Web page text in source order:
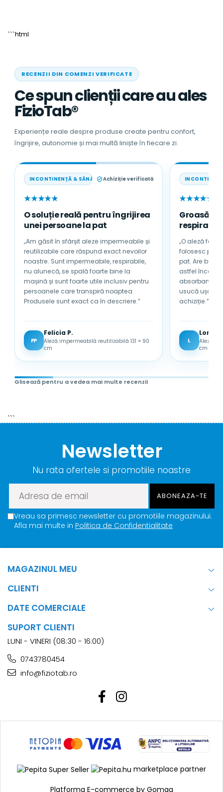
```html
RECENZII DIN COMENZI VERIFICATE
Ce spun clienții care au ales
FizioTab®
Experiențe reale despre produse create pentru confort,
îngrijire, autonomie și mai multă liniște în fiecare zi.
INCONTINENȚĂ & SĂNĂTATEAchiziție verificată
★★★★★
O soluție reală pentru îngrijirea
unei persoane la pat
„Am găsit în sfârșit aleze impermeabile și
reutilizabile care răspund exact nevoilor
noastre. Sunt impermeabile, respirabile,
nu alunecă, se spală foarte bine la
mașină și sunt foarte utile inclusiv pentru
persoanele care transpiră noaptea.
Produsele sunt exact ca în descriere.”
FP
Felicia P.
Aleză impermeabilă reutilizabilă 131 × 90
cm
★★★★★
Groasă,
„O aleză
folosesc pentru
pat. Are
astfel încât nu se încinge
absorbantă și
usucă ușor. Sunt foarte mulțumită de
achiziție.”
L
Aleză
cm
Glisează pentru a vedea mai multe recenzii
```
Newsletter
Nu rata ofertele si promotiile noastre
Vreau sa primesc newsletter cu promotiile magazinului.
Afla mai multe in Politica de Confidentialitate
MAGAZINUL MEU
CLIENTI
DATE COMERCIALE
SUPORT CLIENTI
LUNI - VINERI (08:30 - 16:00)
0743780454
info@fiziotab.ro
marketplace partner
Platforma E-commerce by Gomag